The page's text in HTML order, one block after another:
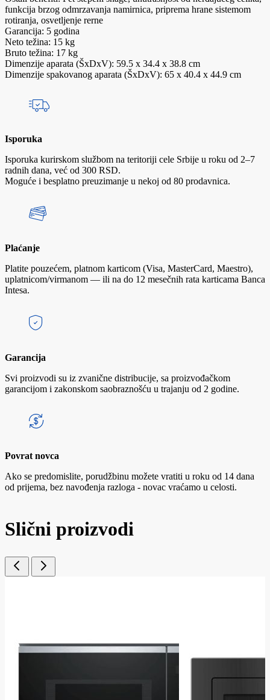
funkcija brzog odmrzavanja namirnica, priprema hrane sistemom
rotiranja, osvetljenje rerne
Garancija: 5 godina
Neto težina: 15 kg
Bruto težina: 17 kg
Dimenzije aparata (ŠxDxV): 59.5 x 34.4 x 38.8 cm
Dimenzije spakovanog aparata (ŠxDxV): 65 x 40.4 x 44.9 cm
Isporuka
Isporuka kurirskom službom na teritoriji cele Srbije u roku od 2–7
radnih dana, već od 300 RSD.
Moguće i besplatno preuzimanje u nekoj od 80 prodavnica.
Plaćanje
Platite pouzećem, platnom karticom (Visa, MasterCard, Maestro),
uplatnicom/virmanom — ili na do 12 mesečnih rata karticama Banca
Intesa.
Garancija
Svi proizvodi su iz zvanične distribucije, sa proizvođačkom
garancijom i zakonskom saobraznošću u trajanju od 2 godine.
Povrat novca
Ako se predomislite, porudžbinu možete vratiti u roku od 14 dana
od prijema, bez navođenja razloga - novac vraćamo u celosti.
Slični proizvodi